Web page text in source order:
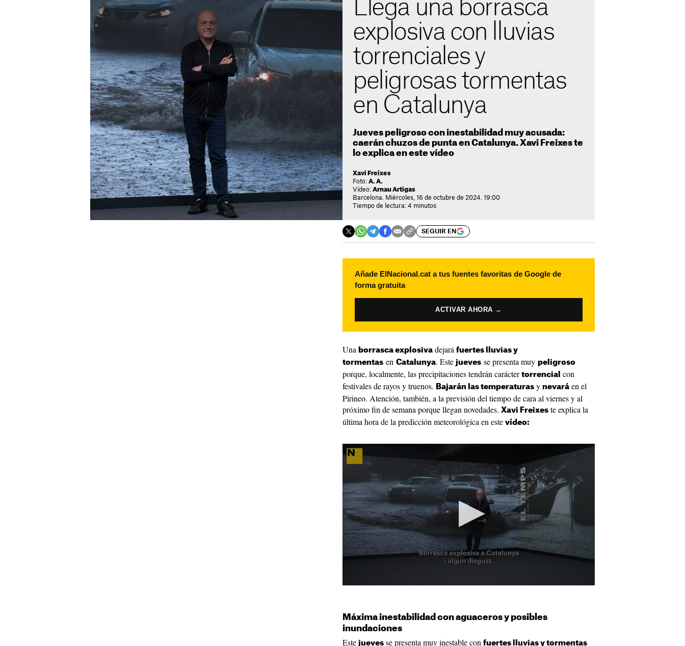
Llega una borrasca
explosiva con lluvias
torrenciales y
peligrosas tormentas
en Catalunya
Jueves peligroso con inestabilidad muy acusada:
caerán chuzos de punta en Catalunya. Xavi Freixes te
lo explica en este vídeo
Xavi Freixes
Foto: A. A.
Vídeo: Arnau Artigas
Barcelona. Miércoles, 16 de octubre de 2024. 19:00
Tiempo de lectura: 4 minutos
SEGUIR EN
Añade ElNacional.cat a tus fuentes favoritas de Google de
forma gratuita
ACTIVAR AHORA →
Una borrasca explosiva dejará fuertes lluvias y
tormentas en Catalunya. Este jueves se presenta muy peligroso
porque, localmente, las precipitaciones tendrán carácter torrencial con
festivales de rayos y truenos. Bajarán las temperaturas y nevará en el
Pirineo. Atención, también, a la previsión del tiempo de cara al viernes y al
próximo fin de semana porque llegan novedades. Xavi Freixes te explica la
última hora de la predicción meteorológica en este vídeo:
Máxima inestabilidad con aguaceros y posibles
inundaciones
Este jueves se presenta muy inestable con fuertes lluvias y tormentas